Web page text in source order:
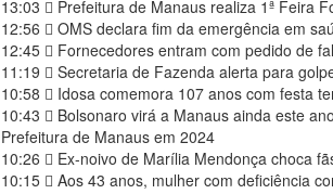
13:03
Prefeitura de Manaus realiza 1ª Feira
12:56
OMS declara fim da emergência em
12:45
Fornecedores entram com pedido de
11:19
Secretaria de Fazenda alerta para
10:58
Idosa comemora 107 anos com festa
10:43
Bolsonaro virá a Manaus ainda este
Prefeitura de Manaus em 2024
10:26
Ex-noivo de Marília Mendonça choca
10:15
Aos 43 anos, mulher com deficiência